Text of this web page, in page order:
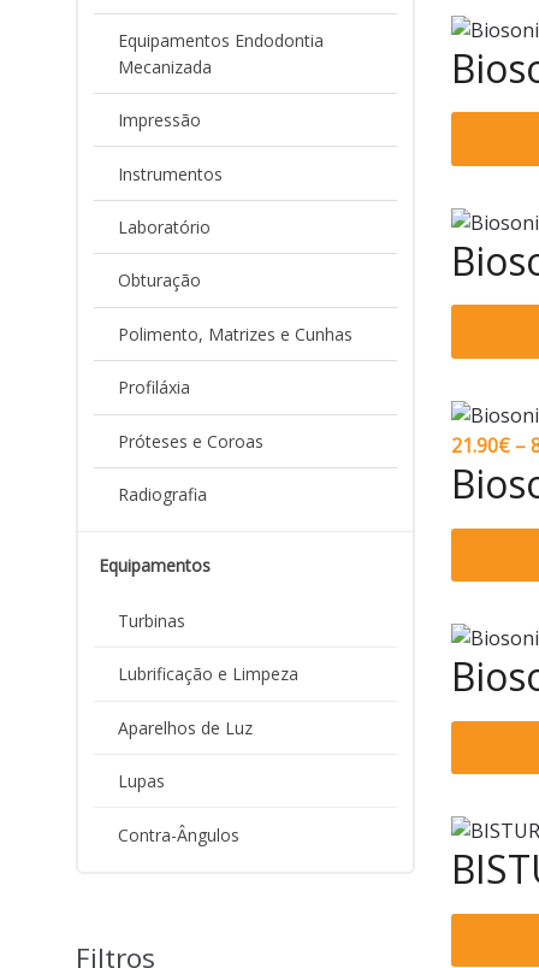
21.90€ –
Equipamentos Endodontia
Mecanizada
Impressão
Instrumentos
Laboratório
Obturação
Polimento, Matrizes e Cunhas
Profiláxia
Próteses e Coroas
Radiografia
Equipamentos
Turbinas
Lubrificação e Limpeza
Aparelhos de Luz
Lupas
Contra-Ângulos
Filtros